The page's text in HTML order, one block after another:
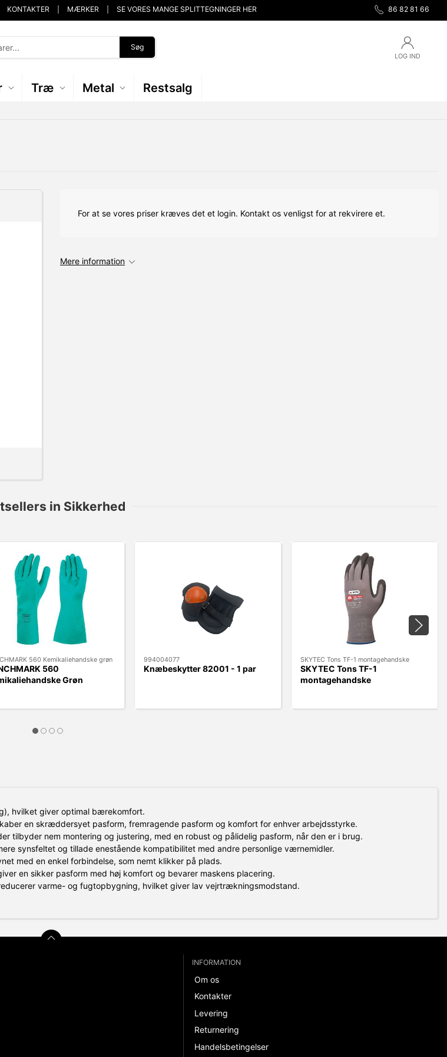
KONTAKTER MÆRKER SE VORES MANGE SPLITTEGNINGER HER 86 82 81 66
Søg
LOG IND
Træ Metal Restsalg
For at se vores priser kræves det et login. Kontakt os venligst for at rekvirere et.
Mere information
in Sikkerhed
560 Kemikaliehandske grøn
560
Grøn
994004077
Knæbeskytter 82001 - 1 par
SKYTEC Tons TF-1 montagehandske
SKYTEC Tons TF-1
montagehandske
hvilket giver optimal bærekomfort.
en skræddersyet pasform, fremragende pasform og komfort for enhver arbejdsstyrke.
tilbyder nem montering og justering, med en robust og pålidelig pasform, når den er i brug.
synsfeltet og tillade enestående kompatibilitet med andre personlige værnemidler.
med en enkel forbindelse, som nemt klikker på plads.
en sikker pasform med høj komfort og bevarer maskens placering.
varme- og fugtopbygning, hvilket giver lav vejrtrækningsmodstand.
INFORMATION
Om os
Kontakter
Levering
Returnering
Handelsbetingelser